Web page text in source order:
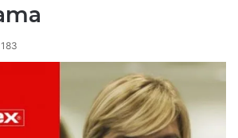
183